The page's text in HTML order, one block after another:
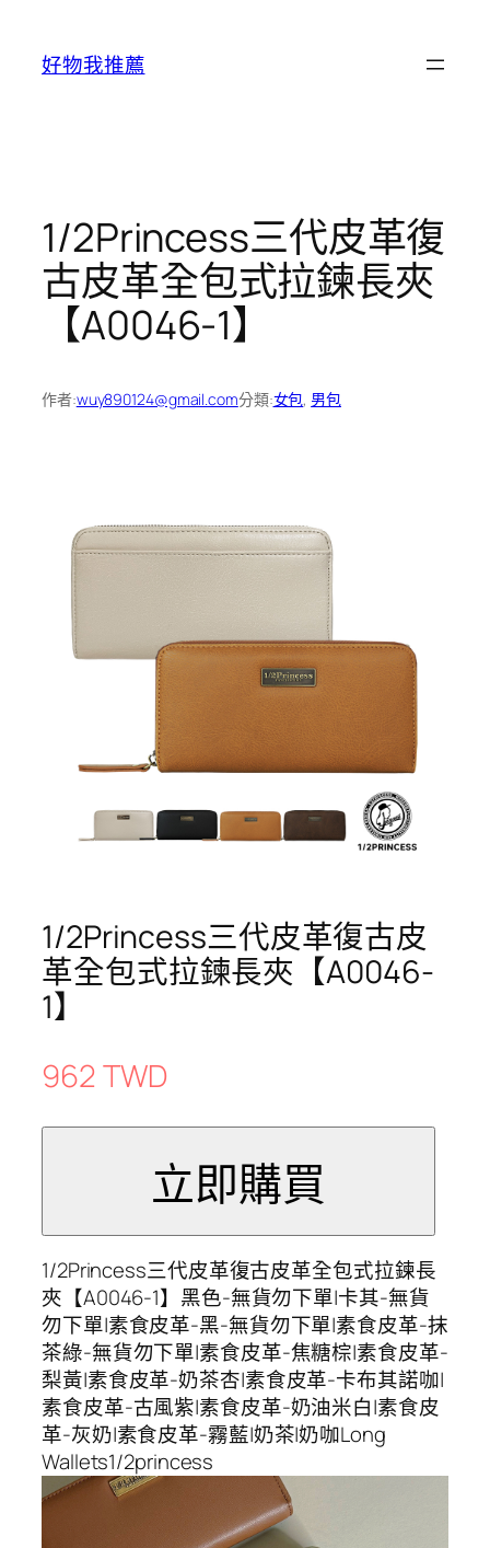
好物我推薦
1/2Princess三代皮革復
古皮革全包式拉鍊長夾
【A0046-1】
作者:wuy890124@gmail.com分類:女包, 男包
1/2Princess三代皮革復古皮
革全包式拉鍊長夾【A0046-
1】
962 TWD
1/2Princess三代皮革復古皮革全包式拉鍊長
夾【A0046-1】黑色-無貨勿下單|卡其-無貨
勿下單|素食皮革-黑-無貨勿下單|素食皮革-抹
茶綠-無貨勿下單|素食皮革-焦糖棕|素食皮革-
梨黃|素食皮革-奶茶杏|素食皮革-卡布其諾咖|
素食皮革-古風紫|素食皮革-奶油米白|素食皮
革-灰奶|素食皮革-霧藍|奶茶|奶咖Long
Wallets1/2princess